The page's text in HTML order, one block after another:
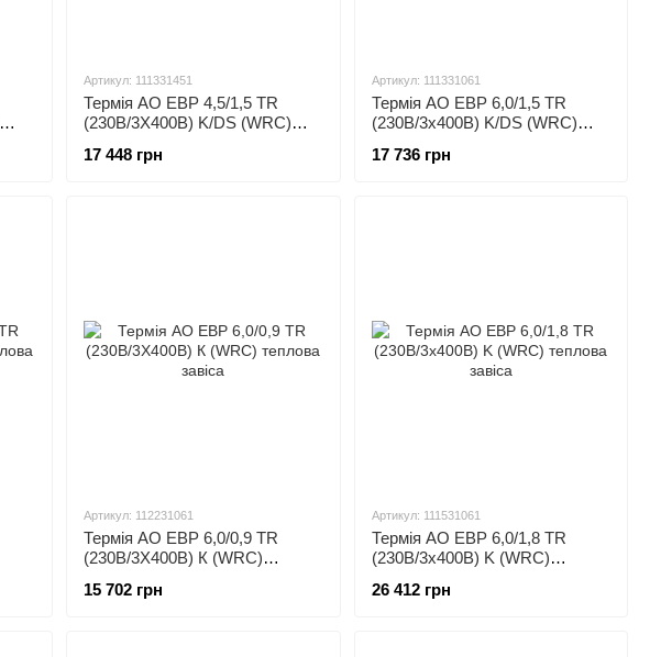
Артикул: 111331451
Термія АО ЕВР 4,5/1,5 TR
(230В/3Х400В) K/DS (WRC)
17 448 грн
Артикул: 111331061
Термія АО ЕВР 6,0/1,5 TR
(230В/3х400В) K/DS (WRC)
17 736 грн
Артикул: 112231061
Термія АО ЕВР 6,0/0,9 TR
(230В/3Х400В) К (WRC)
15 702 грн
Артикул: 111531061
Термія АО ЕВР 6,0/1,8 TR
(230В/3х400В) K (WRC)
26 412 грн